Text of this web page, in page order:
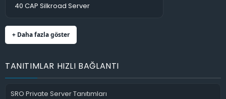
40 CAP Silkroad Server
+ Daha fazla göster
TANITIMLAR HIZLI BAĞLANTI
SRO Private Server Tanıtımları